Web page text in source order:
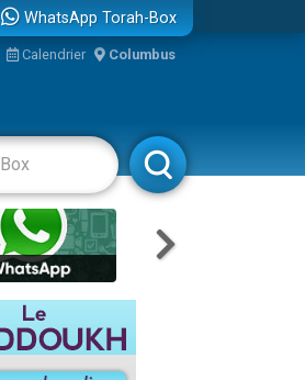
WhatsApp Torah-Box
Calendrier Columbus
Rabbanim